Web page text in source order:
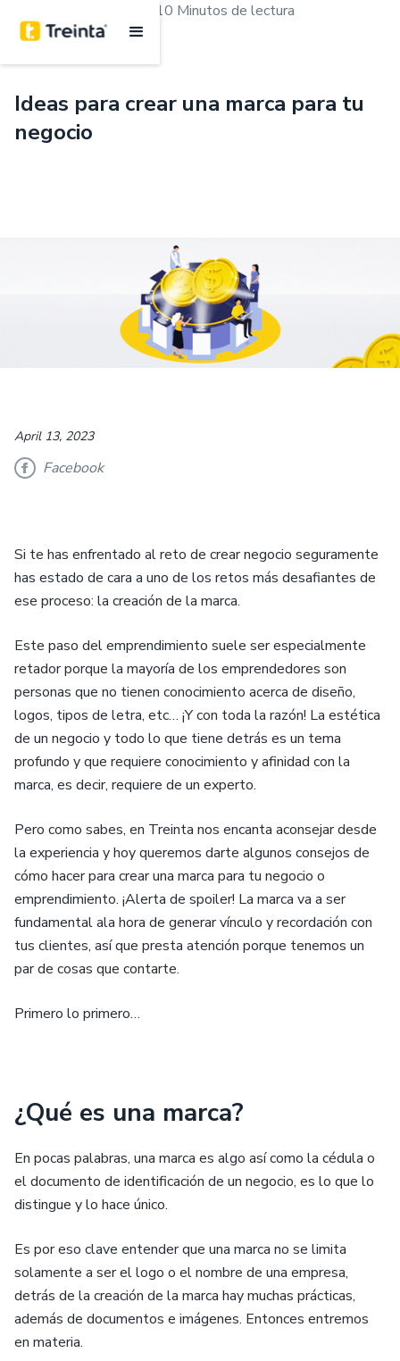
10 Minutos de lectura
Ideas para crear una marca para tu
negocio
April 13, 2023
Facebook
Si te has enfrentado al reto de crear negocio seguramente
has estado de cara a uno de los retos más desafiantes de
ese proceso: la creación de la marca.
Este paso del emprendimiento suele ser especialmente
retador porque la mayoría de los emprendedores son
personas que no tienen conocimiento acerca de diseño,
logos, tipos de letra, etc… ¡Y con toda la razón! La estética
de un negocio y todo lo que tiene detrás es un tema
profundo y que requiere conocimiento y afinidad con la
marca, es decir, requiere de un experto.
Pero como sabes, en Treinta nos encanta aconsejar desde
la experiencia y hoy queremos darte algunos consejos de
cómo hacer para crear una marca para tu negocio o
emprendimiento. ¡Alerta de spoiler! La marca va a ser
fundamental ala hora de generar vínculo y recordación con
tus clientes, así que presta atención porque tenemos un
par de cosas que contarte.
Primero lo primero…
¿Qué es una marca?
En pocas palabras, una marca es algo así como la cédula o
el documento de identificación de un negocio, es lo que lo
distingue y lo hace único.
Es por eso clave entender que una marca no se limita
solamente a ser el logo o el nombre de una empresa,
detrás de la creación de la marca hay muchas prácticas,
además de documentos e imágenes. Entonces entremos
en materia.